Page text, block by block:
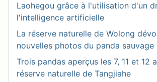
Laohegou grâce à l'utilisation d'un
l'intelligence artificielle
La réserve naturelle de Wolong
nouvelles photos du panda sauvage
Trois pandas aperçus les 7, 11 et 12
réserve naturelle de Tangjiahe